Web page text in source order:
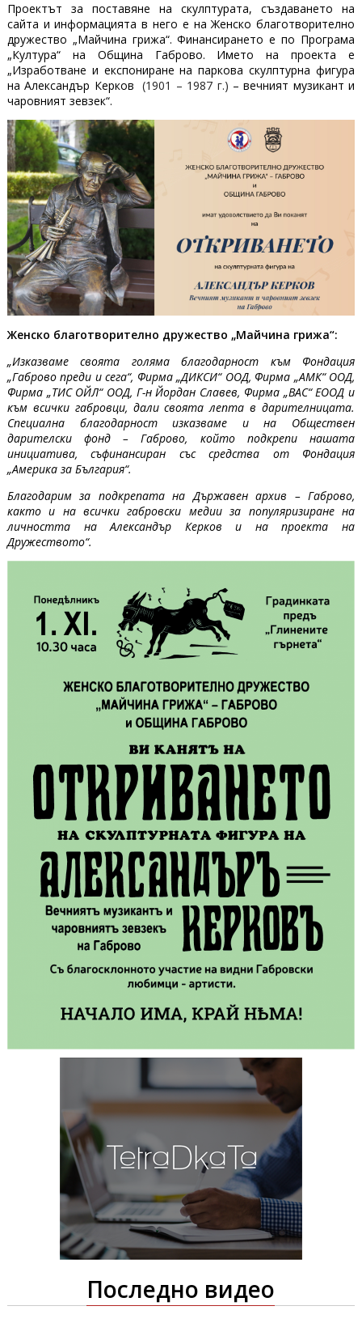
Проектът за поставяне на скулптурата, създаването на
сайта и информацията в него е на Женско благотворително
дружество „Майчина грижа“. Финансирането е по Програма
„Култура“ на Община Габрово. Името на проекта е
„Изработване и експониране на паркова скулптурна фигура
на Александър Керков(1901 – 1987 г.) – вечният музикант и
чаровният зевзек“.
Женско благотворително дружество „Майчина грижа“:
„Изказваме своята голяма благодарност към Фондация
„Габрово преди и сега“, Фирма „ДИКСИ“ ООД, Фирма „АМК“ ООД,
Фирма „ТИС ОЙЛ“ ООД, Г-н Йордан Славев, Фирма „ВАС“ ЕООД и
към всички габровци, дали своята лепта в дарителницата.
Специална благодарност изказваме и на Обществен
дарителски фонд – Габрово, който подкрепи нашата
инициатива, съфинансиран със средства от Фондация
„Америка за България“.
Благодарим за подкрепата на Държавен архив – Габрово,
както и на всички габровски медии за популяризиране на
личността на Александър Керков и на проекта на
Дружеството“.
Последно видео